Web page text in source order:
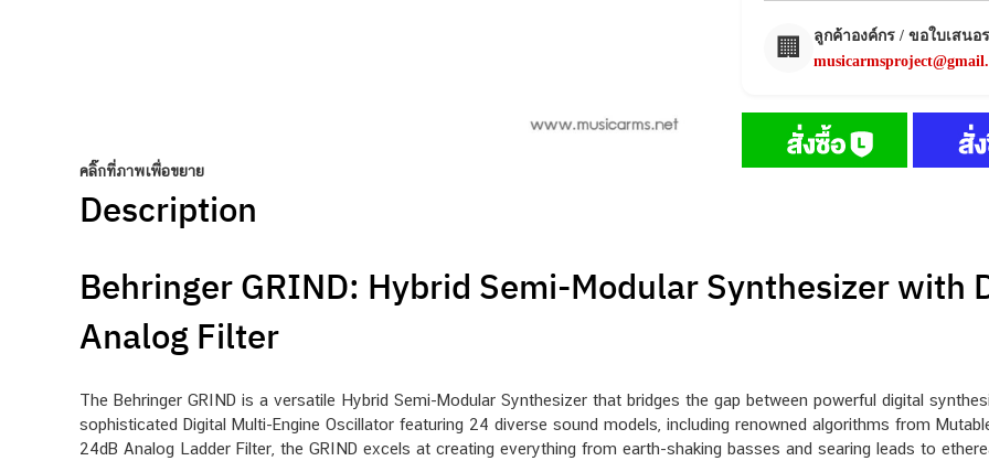
คลิ๊กที่ภาพเพื่อขยาย
🏢
ลูกค้าองค์กร / ขอใบเสนอ
Description
Behringer GRIND: Hybrid Semi-Modular Synthesizer with
Analog Filter
The Behringer GRIND is a versatile Hybrid Semi-Modular Synthesizer that bridges the gap between powerful digital
sophisticated Digital Multi-Engine Oscillator featuring 24 diverse sound models, including renowned algorithms from
24dB Analog Ladder Filter, the GRIND excels at creating everything from earth-shaking basses and searing leads to